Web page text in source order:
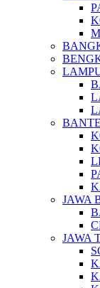
JAWA
JAWA